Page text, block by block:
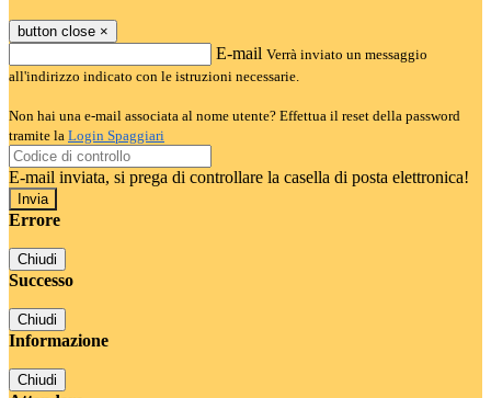
button close ×
E-mail Verrà inviato un messaggio
all'indirizzo indicato con le istruzioni necessarie.
Non hai una e-mail associata al nome utente? Effettua il reset della password
tramite la Login Spaggiari
E-mail inviata, si prega di controllare la casella di posta elettronica!
Errore
Chiudi
Successo
Chiudi
Informazione
Chiudi